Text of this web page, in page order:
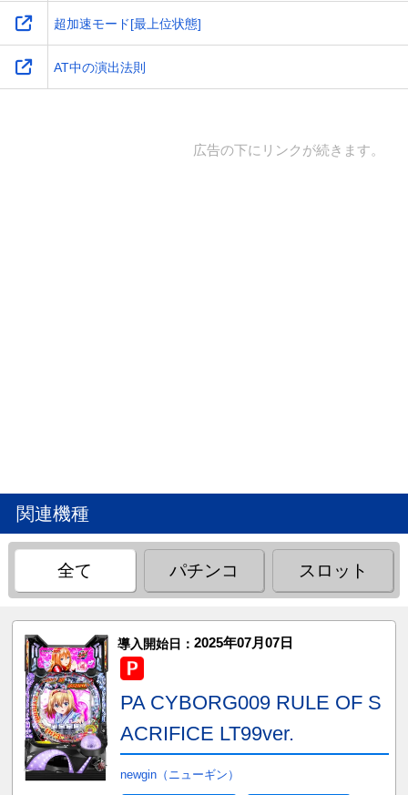
超加速モード[最上位状態]
AT中の演出法則
広告の下にリンクが続きます。
関連機種
全て パチンコ スロット
導入開始日： 2025年07月07日
PA CYBORG009 RULE OF S
ACRIFICE LT99ver.
newgin（ニューギン）